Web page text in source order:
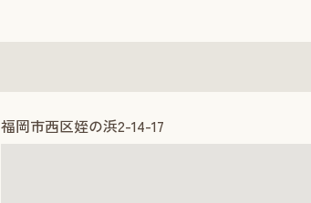
福岡市西区姪の浜2-14-17